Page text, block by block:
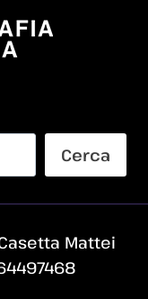
Cerca
Mattei